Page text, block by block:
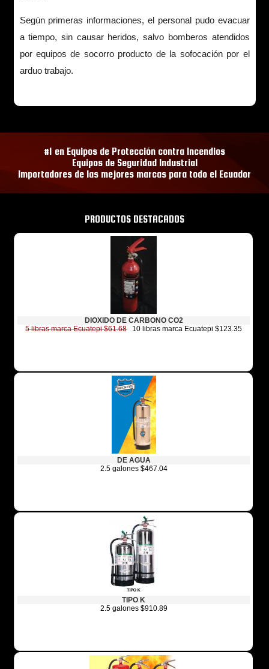
Según primeras informaciones, el personal pudo evacuar
a tiempo, sin causar heridos, salvo bomberos atendidos
por equipos de socorro producto de la sofocación por el
arduo trabajo.
#1 en Equipos de Protección contra Incendios
Equipos de Seguridad Industrial
Importadores de las mejores marcas para todo el Ecuador
PRODUCTOS DESTACADOS
DIOXIDO DE CARBONO CO2
5 libras marca Ecuatepi $61.6810 libras marca Ecuatepi $123.35
DE AGUA
2.5 galones $467.04
TIPO K
2.5 galones $910.89